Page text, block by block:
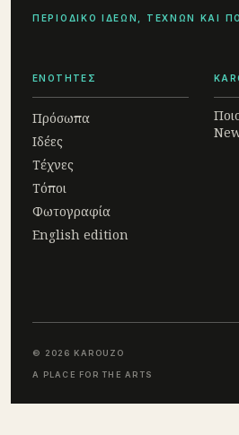
ΠΕΡΙΟΔΙΚΟ ΙΔΕΩΝ, ΤΕΧΝΩΝ ΚΑΙ
ΕΝΟΤΗΤΕΣ
Πρόσωπα
Ιδέες
Τέχνες
Τόποι
Φωτογραφία
English edition
© 2026 KAROUZO
A PLACE FOR THE ARTS